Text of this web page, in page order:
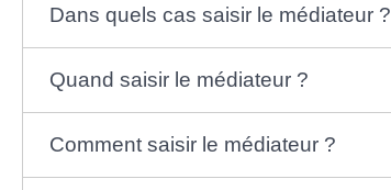
Dans quels cas saisir le médiateur ?
Quand saisir le médiateur ?
Comment saisir le médiateur ?